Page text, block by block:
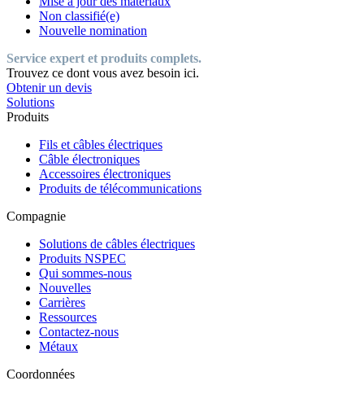
Non classifié(e)
Nouvelle nomination
Service expert et produits complets.
Trouvez ce dont vous avez besoin ici.
Obtenir un devis
Solutions
Produits
Fils et câbles électriques
Câble électroniques
Accessoires électroniques
Produits de télécommunications
Compagnie
Solutions de câbles électriques
Produits NSPEC
Qui sommes-nous
Nouvelles
Carrières
Ressources
Contactez-nous
Métaux
Coordonnées